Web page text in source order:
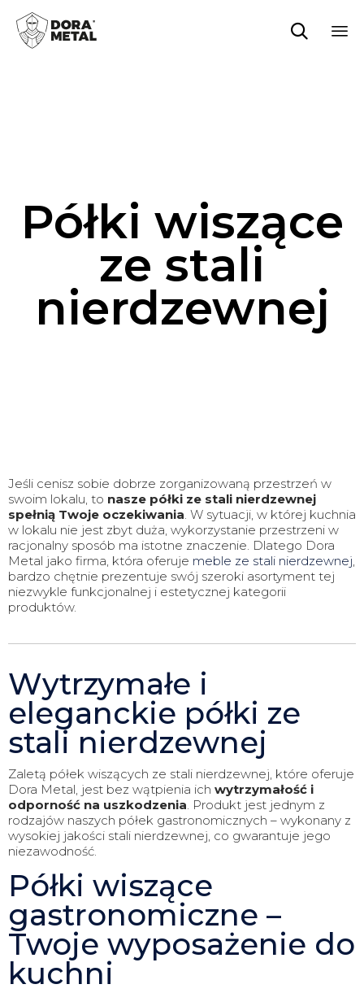

Półki wiszące
ze stali
nierdzewnej
Jeśli cenisz sobie dobrze zorganizowaną przestrzeń w
swoim lokalu, to nasze półki ze stali nierdzewnej
spełnią Twoje oczekiwania. W sytuacji, w której kuchnia
w lokalu nie jest zbyt duża, wykorzystanie przestrzeni w
racjonalny sposób ma istotne znaczenie. Dlatego Dora
Metal jako firma, która oferuje meble ze stali nierdzewnej,
bardzo chętnie prezentuje swój szeroki asortyment tej
niezwykle funkcjonalnej i estetycznej kategorii
produktów.
Wytrzymałe i
eleganckie półki ze
stali nierdzewnej
Zaletą półek wiszących ze stali nierdzewnej, które oferuje
Dora Metal, jest bez wątpienia ich wytrzymałość i
odporność na uszkodzenia. Produkt jest jednym z
rodzajów naszych półek gastronomicznych – wykonany z
wysokiej jakości stali nierdzewnej, co gwarantuje jego
niezawodność.
Półki wiszące
gastronomiczne –
Twoje wyposażenie do
kuchni